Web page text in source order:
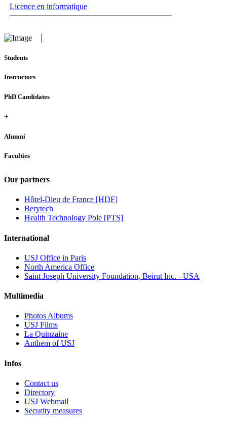
Licence en informatique
Students
Instructors
PhD Candidates
+
Alumni
Faculties
Our partners
Hôtel-Dieu de France [HDF]
Berytech
Health Technology Pole [PTS]
International
USJ Office in Paris
North America Office
Saint Joseph University Foundation, Beirut Inc. - USA
Multimedia
Photos Albums
USJ Films
La Quinzaine
Anthem of USJ
Infos
Contact us
Directory
USJ Webmail
Security measures